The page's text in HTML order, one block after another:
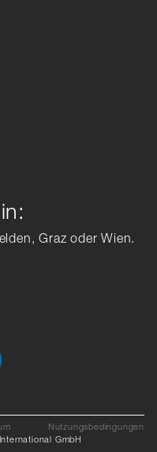
Graz oder Wien.
Nutzungsbedingungen
GmbH